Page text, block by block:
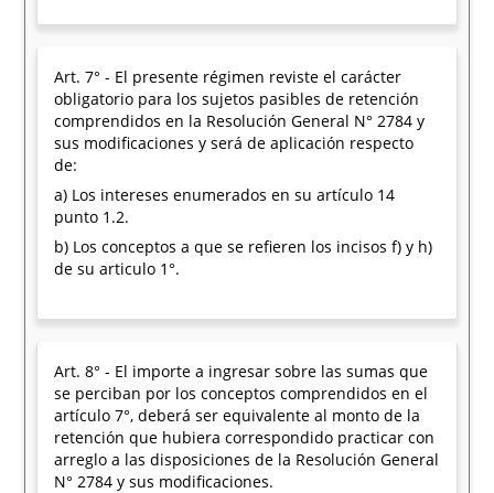
Art. 7° - El presente régimen reviste el carácter
obligatorio para los sujetos pasibles de retención
comprendidos en la Resolución General N° 2784 y
sus modificaciones y será de aplicación respecto
de:
a) Los intereses enumerados en su artículo 14
punto 1.2.
b) Los conceptos a que se refieren los incisos f) y h)
de su articulo 1°.
Art. 8° - El importe a ingresar sobre las sumas que
se perciban por los conceptos comprendidos en el
artículo 7°, deberá ser equivalente al monto de la
retención que hubiera correspondido practicar con
arreglo a las disposiciones de la Resolución General
N° 2784 y sus modificaciones.